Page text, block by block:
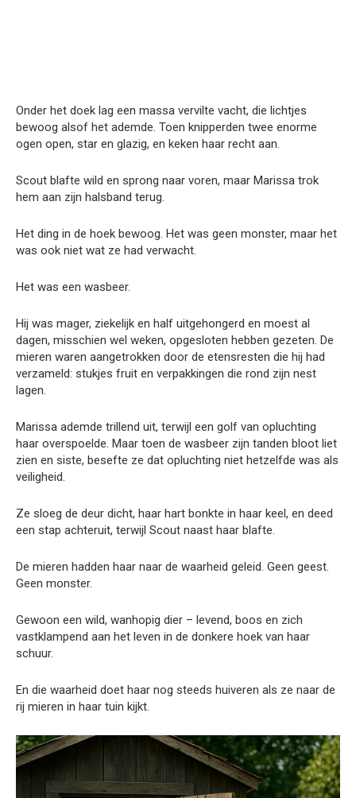
Onder het doek lag een massa vervilte vacht, die lichtjes
bewoog alsof het ademde. Toen knipperden twee enorme
ogen open, star en glazig, en keken haar recht aan.
Scout blafte wild en sprong naar voren, maar Marissa trok
hem aan zijn halsband terug.
Het ding in de hoek bewoog. Het was geen monster, maar het
was ook niet wat ze had verwacht.
Het was een wasbeer.
Hij was mager, ziekelijk en half uitgehongerd en moest al
dagen, misschien wel weken, opgesloten hebben gezeten. De
mieren waren aangetrokken door de etensresten die hij had
verzameld: stukjes fruit en verpakkingen die rond zijn nest
lagen.
Marissa ademde trillend uit, terwijl een golf van opluchting
haar overspoelde. Maar toen de wasbeer zijn tanden bloot liet
zien en siste, besefte ze dat opluchting niet hetzelfde was als
veiligheid.
Ze sloeg de deur dicht, haar hart bonkte in haar keel, en deed
een stap achteruit, terwijl Scout naast haar blafte.
De mieren hadden haar naar de waarheid geleid. Geen geest.
Geen monster.
Gewoon een wild, wanhopig dier – levend, boos en zich
vastklampend aan het leven in de donkere hoek van haar
schuur.
En die waarheid doet haar nog steeds huiveren als ze naar de
rij mieren in haar tuin kijkt.